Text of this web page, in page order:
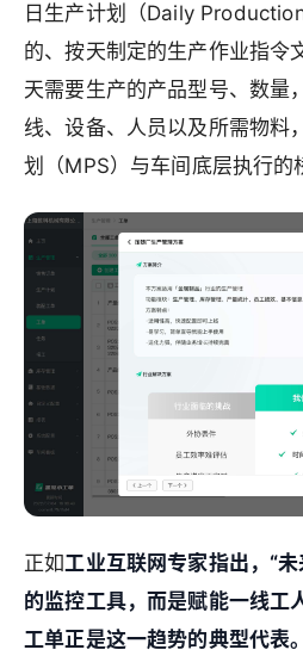
日生产计划（Daily
的、按天制定的生产作业指令
天需要生产的产品型号、数量
线、设备、人员以及所需物料
划（MPS）与车间底层执行的
正如工业互联网专家指出，“
的监控工具，而是赋能一线工
工单正是这一趋势的典型代表